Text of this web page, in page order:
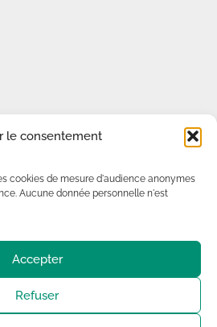
le consentement
cookies de mesure d'audience anonymes
Aucune donnée personnelle n'est
Accepter
Refuser